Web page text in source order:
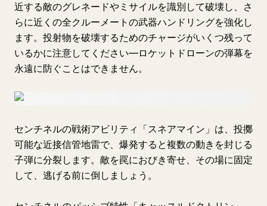
近する敵のグレネードやミサイルを識別して破壊し、さ
らに近くの全クルーメートの武器ハンドリングを強化し
ます。投射物を破壊するためのチャージがいくつ残って
いるかに注意してください—ロケットドローンの弾幕を
永遠に防ぐことはできません。
センチネルの戦術アビリティ「スネアマイン」は、投擲
可能な近接信管地雷で、爆発すると複数の動きを封じる
子弾に分裂します。敵を罠におびき寄せ、その場に固定
して、逃げる前に倒しましょう。